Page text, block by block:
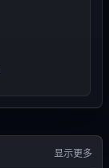
显示更多